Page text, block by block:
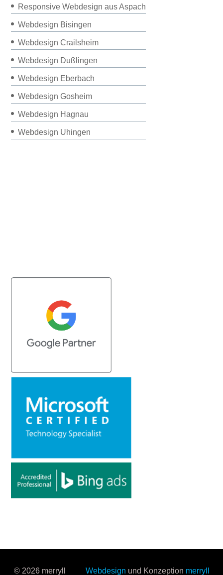
Responsive Webdesign aus Aspach
Webdesign Bisingen
Webdesign Crailsheim
Webdesign Dußlingen
Webdesign Eberbach
Webdesign Gosheim
Webdesign Hagnau
Webdesign Uhingen
© 2026 merryll Webdesign und Konzeption merryll